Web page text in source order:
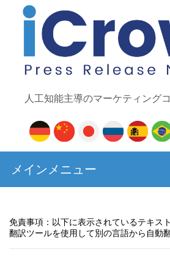
人工知能主導のマーケティング
メインメニュー
免責事項：以下に表示されているテキス
翻訳ツールを使用して別の言語から自動